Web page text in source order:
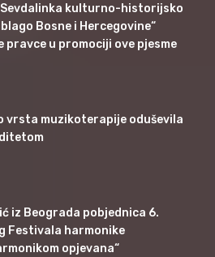
kulturno-historijsko
Bosne i Hercegovine“
pravce u promociji ove pjesme
vrsta muzikoterapije oduševila
iz Beograda pobjednica 6.
Festivala harmonike
opjevana“